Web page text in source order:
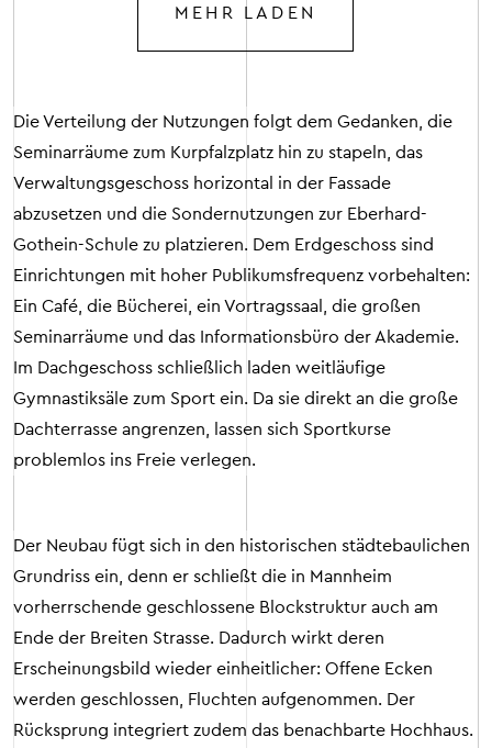
MEHR LADEN
Die Verteilung der Nutzungen folgt dem Gedanken, die
Seminarräume zum Kurpfalzplatz hin zu stapeln, das
Verwaltungsgeschoss horizontal in der Fassade
abzusetzen und die Sondernutzungen zur Eberhard-
Gothein-Schule zu platzieren. Dem Erdgeschoss sind
Einrichtungen mit hoher Publikumsfrequenz vorbehalten:
Ein Café, die Bücherei, ein Vortragssaal, die großen
Seminarräume und das Informationsbüro der Akademie.
Im Dachgeschoss schließlich laden weitläufige
Gymnastiksäle zum Sport ein. Da sie direkt an die große
Dachterrasse angrenzen, lassen sich Sportkurse
problemlos ins Freie verlegen.
Der Neubau fügt sich in den historischen städtebaulichen
Grundriss ein, denn er schließt die in Mannheim
vorherrschende geschlossene Blockstruktur auch am
Ende der Breiten Strasse. Dadurch wirkt deren
Erscheinungsbild wieder einheitlicher: Offene Ecken
werden geschlossen, Fluchten aufgenommen. Der
Rücksprung integriert zudem das benachbarte Hochhaus.